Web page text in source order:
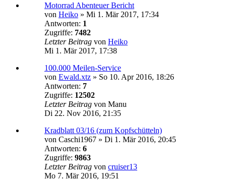
Motorrad Abenteuer Bericht
von Heiko » Mi 1. Mär 2017, 17:34
Antworten: 1
Zugriffe: 7482
Letzter Beitrag von Heiko
Mi 1. Mär 2017, 17:38
100.000 Meilen-Service
von Ewald.xtz » So 10. Apr 2016, 18:26
Antworten: 7
Zugriffe: 12502
Letzter Beitrag von Manu
Di 22. Nov 2016, 21:35
Kradblatt 03/16 (zum Kopfschütteln)
von Caschi1967 » Di 1. Mär 2016, 20:45
Antworten: 6
Zugriffe: 9863
Letzter Beitrag von cruiser13
Mo 7. Mär 2016, 19:51